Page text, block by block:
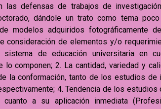
las defensas de trabajos de
dándole un trato como tema
modelos adquiridos fotográficamente
consideración de elementos y/o
sistema de educación universitaria en
componen; 2. La cantidad, variedad y
la conformación, tanto de los estudios de
4. Tendencia de los estudios
a su aplicación inmediata